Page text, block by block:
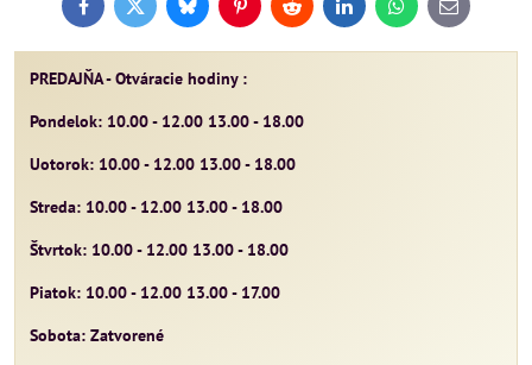
FacebookTwitterBlueskyPinterestReddit LinkedInWhatsApp
E-
mail
PREDAJŇA - Otváracie hodiny :
Pondelok: 10.00 - 12.00 13.00 - 18.00
Uotorok: 10.00 - 12.00 13.00 - 18.00
Streda: 10.00 - 12.00 13.00 - 18.00
Štvrtok: 10.00 - 12.00 13.00 - 18.00
Piatok: 10.00 - 12.00 13.00 - 17.00
Sobota: Zatvorené